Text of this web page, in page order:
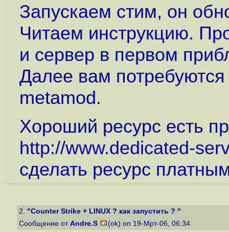
Запускаем стим, он
Читаем инструкцию.
и сервер в первом
Далее вам
metamod.
Хороший ресурс есть
http://www.dedicated-
сделать ресурс
2. "Counter Strike + LINUX ? как запустить ? "
Сообщение от Andre.S (ok) on 19-Мрт-06, 06:34